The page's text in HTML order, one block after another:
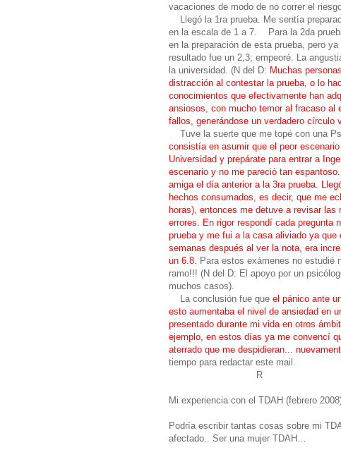
vacaciones de modo de no correr el
Llegó la 1ra prueba. Me sentía
en la escala de 1 a7. Para la 2da prueba
en la preparación de esta prueba, pero
resultado fue un 2,3; empeoré. La
la universidad. (N del D: Muchas
distracción al contestar la prueba, o lo
conocimientos que efectivamente han
ansiosos, con mucho temor al fracaso al
fallos, generándose un verdadero círculo
Tuve la suerte que me topé con una
consistía en asumir que el peor
Universidad y prepárate para entrar a
escenario y no me pareció tan
amiga el día anterior a la 3ra prueba.
hechos consumados, es decir, que me
horas), entonces me detuve a revisar
errores. En rigor respondí cada
prueba y me fui a la casa aliviado ya
semanas después al ver la nota, era
un 6.8.
Para estos exámenes no estudié
ramo!!! (N del D: El apoyo por un
muchos casos).
La conclusión fue que el pánico ante
esto aumentaba el nivel de ansiedad en
presentado durante mi vida en otros
ejemplo, en estos días ya me convencí
aterrado que me despidieran...
tiempo para redactar este mail.
R
Mi experiencia con el TDAH (febrero
Podría escribir tantas cosas sobre mi
afectado.. Ser una mujer TDAH…